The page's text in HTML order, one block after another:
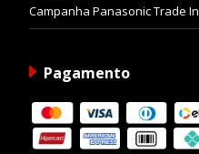
Campanha Panasonic Trade In
Pagamento